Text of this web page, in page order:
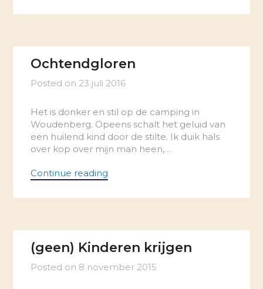
Ochtendgloren
Posted on 23 juli 2016
Het is donker en stil op de camping in
Woudenberg. Opeens schalt het geluid van
een huilend kind door de stilte. Ik duik hals
over kop over mijn man heen,…
Continue reading
(geen) Kinderen krijgen
Posted on 8 november 2015